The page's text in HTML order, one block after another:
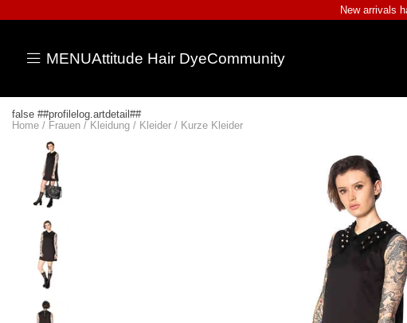
New arrivals
MENUAttitude Hair DyeCommunity
false ##profilelog.artdetail##
Home / Frauen / Kleidung / Kleider / Kurze Kleider